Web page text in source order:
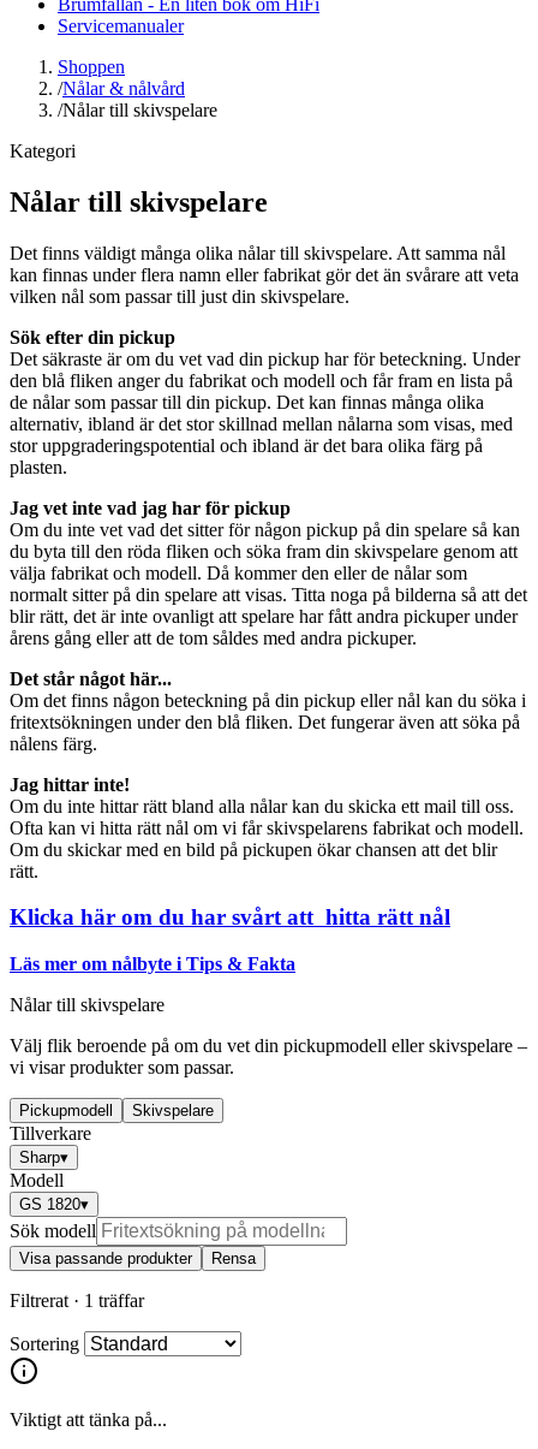
Servicemanualer
Shoppen
/Nålar & nålvård
/Nålar till skivspelare
Kategori
Nålar till skivspelare
Det finns väldigt många olika nålar till skivspelare. Att samma nål
kan finnas under flera namn eller fabrikat gör det än svårare att veta
vilken nål som passar till just din skivspelare.
Sök efter din pickup
Det säkraste är om du vet vad din pickup har för beteckning. Under
den blå fliken anger du fabrikat och modell och får fram en lista på
de nålar som passar till din pickup. Det kan finnas många olika
alternativ, ibland är det stor skillnad mellan nålarna som visas, med
stor uppgraderingspotential och ibland är det bara olika färg på
plasten.
Jag vet inte vad jag har för pickup
Om du inte vet vad det sitter för någon pickup på din spelare så kan
du byta till den röda fliken och söka fram din skivspelare genom att
välja fabrikat och modell. Då kommer den eller de nålar som
normalt sitter på din spelare att visas. Titta noga på bilderna så att det
blir rätt, det är inte ovanligt att spelare har fått andra pickuper under
årens gång eller att de tom såldes med andra pickuper.
Det står något här...
Om det finns någon beteckning på din pickup eller nål kan du söka i
fritextsökningen under den blå fliken. Det fungerar även att söka på
nålens färg.
Jag hittar inte!
Om du inte hittar rätt bland alla nålar kan du skicka ett mail till oss.
Ofta kan vi hitta rätt nål om vi får skivspelarens fabrikat och modell.
Om du skickar med en bild på pickupen ökar chansen att det blir
rätt.
Klicka här om du har svårt att hitta rätt nål
Läs mer om nålbyte i Tips & Fakta
Nålar till skivspelare
Välj flik beroende på om du vet din pickupmodell eller skivspelare –
vi visar produkter som passar.
Pickupmodell Skivspelare
Tillverkare
Sharp▾
Modell
GS 1820▾
Sök modell
Visa passande produkter Rensa
Filtrerat · 1 träffar
Sortering
Viktigt att tänka på...